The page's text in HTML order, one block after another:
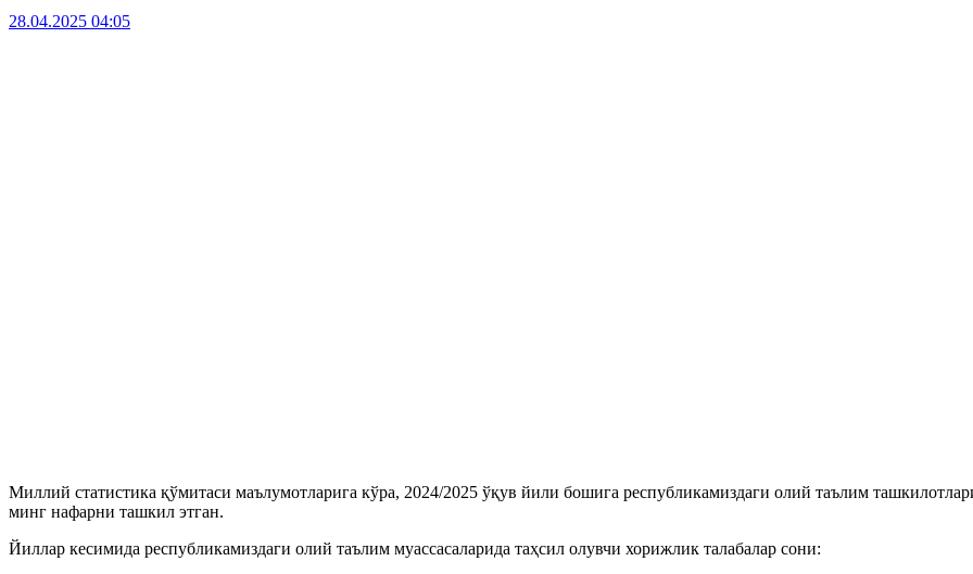
28.04.2025 04:05
Миллий статистика қўмитаси маълумотларига кўра, 2024/2025 ўқув йили бошига республикамиздаги олий таълим
минг нафарни ташкил этган.
Йиллар кесимида республикамиздаги олий таълим муассасаларида таҳсил олувчи хорижлик талабалар сони: